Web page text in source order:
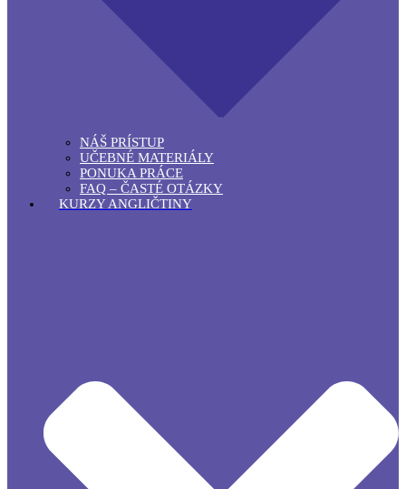
NÁŠ PRÍSTUP
UČEBNÉ MATERIÁLY
PONUKA PRÁCE
FAQ – ČASTÉ OTÁZKY
KURZY ANGLIČTINY